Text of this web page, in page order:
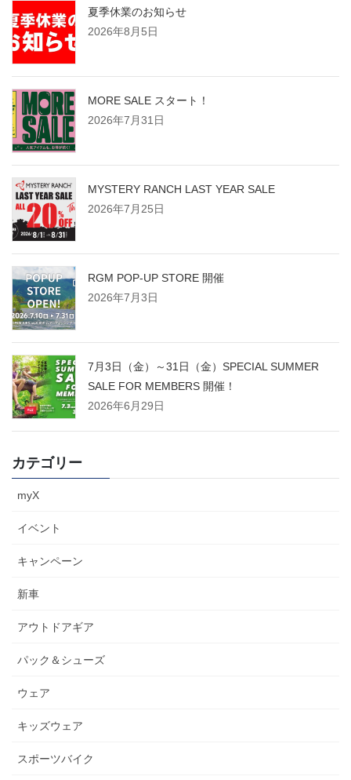
夏季休業のお知らせ
2026年8月5日
MORE SALE スタート！
2026年7月31日
MYSTERY RANCH LAST YEAR SALE
2026年7月25日
RGM POP-UP STORE 開催
2026年7月3日
7月3日（金）～31日（金）SPECIAL SUMMER
SALE FOR MEMBERS 開催！
2026年6月29日
カテゴリー
myX
イベント
キャンペーン
新車
アウトドアギア
パック＆シューズ
ウェア
キッズウェア
スポーツバイク